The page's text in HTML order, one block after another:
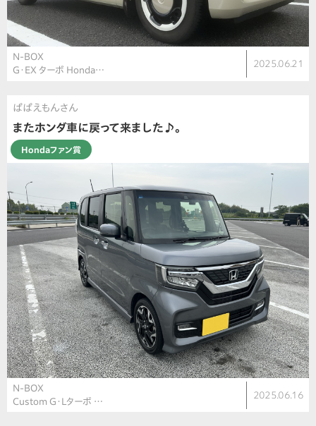
N-BOX
G・EX ターボ Honda…
2025.06.21
ぱぱえもんさん
またホンダ車に戻って来ました♪。
Hondaファン賞
N-BOX
Custom G・Lターボ …
2025.06.16